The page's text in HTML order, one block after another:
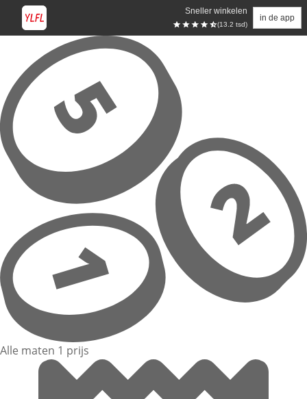
Sneller winkelen
(13.2 tsd)
in de app
Overslaan naar hoofdinhoud
Alle maten 1 prijs